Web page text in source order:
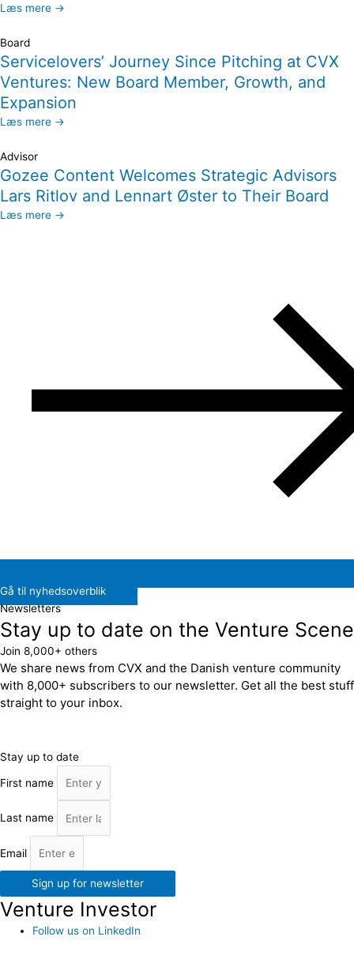
Læs mere →
Board
Servicelovers’ Journey Since Pitching at CVX
Ventures: New Board Member, Growth, and
Expansion
Læs mere →
Advisor
Gozee Content Welcomes Strategic Advisors
Lars Ritlov and Lennart Øster to Their Board
Læs mere →
Gå til nyhedsoverblik
Newsletters
Stay up to date on the Venture Scene
Join 8,000+ others
We share news from CVX and the Danish venture community
with 8,000+ subscribers to our newsletter. Get all the best stuff
straight to your inbox.
Stay up to date
First name
Last name
Email
Sign up for newsletter
Venture Investor
Follow us on LinkedIn